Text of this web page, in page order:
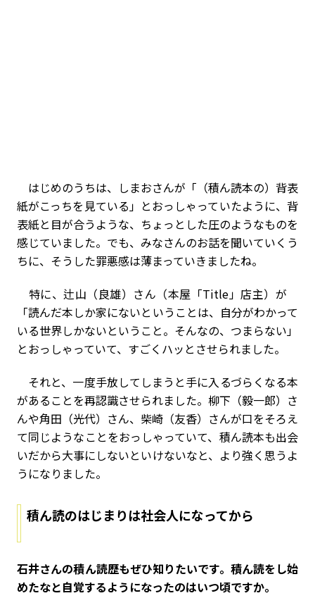
はじめのうちは、しまおさんが「（積ん読本の）背表
紙がこっちを見ている」とおっしゃっていたように、背
表紙と目が合うような、ちょっとした圧のようなものを
感じていました。でも、みなさんのお話を聞いていくう
ちに、そうした罪悪感は薄まっていきましたね。
特に、辻山（良雄）さん（本屋「Title」店主）が
「読んだ本しか家にないということは、自分がわかって
いる世界しかないということ。そんなの、つまらない」
とおっしゃっていて、すごくハッとさせられました。
それと、一度手放してしまうと手に入るづらくなる本
があることを再認識させられました。柳下（毅一郎）さ
んや角田（光代）さん、柴崎（友香）さんが口をそろえ
て同じようなことをおっしゃっていて、積ん読本も出会
いだから大事にしないといけないなと、より強く思うよ
うになりました。
積ん読のはじまりは社会人になってから
――石井さんの積ん読歴もぜひ知りたいです。積ん読をし始
めたなと自覚するようになったのはいつ頃ですか。